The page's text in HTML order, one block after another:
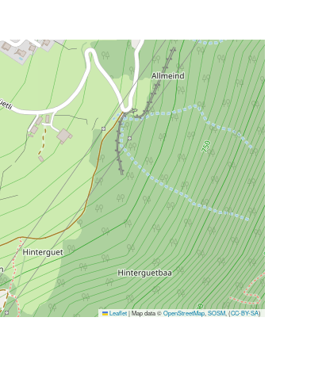
Leaflet|Map data ©OpenStreetMap SOSM , (CC-BY-SA)